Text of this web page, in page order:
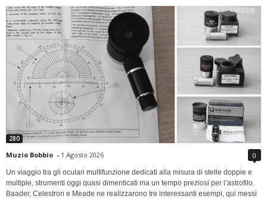
280
Muzio Bobbio - 1 Agosto 2026 0
Un viaggio tra gli oculari multifunzione dedicati alla misura di stelle doppie e
multiple, strumenti oggi quasi dimenticati ma un tempo preziosi per l’astrofilo.
Baader, Celestron e Meade ne realizzarono tre interessanti esempi, qui messi